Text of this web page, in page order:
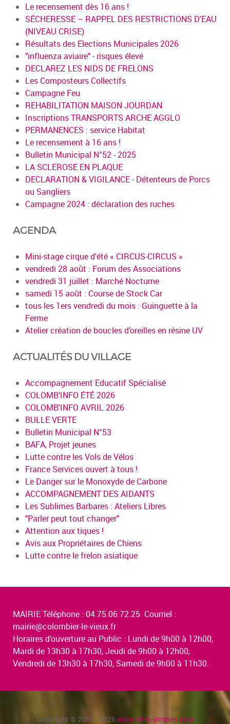
Le recensement dès 16 ans !
SÉCHERESSE – RAPPEL DES RESTRICTIONS D'EAU
(NIVEAU CRISE)
Résultats des Elections Municipales 2026
"influenza aviaire" - risques élevé
DECLAREZ LES NIDS DE FRELONS
Les Composteurs Collectifs
Campagne Feu
REHABILITATION MAISON JOURDAN
Inscriptions TRANSPORTS ARCHE AGGLO
PERMANENCES : service Habitat
Le recensement à 16 ans !
Bulletin Municipal N°52 - 2025
LA SCLEROSE EN PLAQUE
DECLARATION & VIGILANCE - Détenteurs de Porcs
ou Sangliers
Campagne 2024 : déclaration des ruches
AGENDA
Mini-stage cirque d'été « CIRCUS-CIRCUS »
vendredi 28 août : Forum des Associations
vendredi 31 juillet : Marché Nocturne
samedi 15 août : Course de Stock Car
tous les 1ers vendredi du mois : Guinguette à la
Ferme
Atelier création de boucles d’oreilles en résine UV
ACTUALITÉS DU VILLAGE
Accompagnement Educatif Spécialisé
COLOMB'INFO ÉTÉ 2026
COLOMB'INFO AVRIL 2026
BULLE VERTE
Bulletin Municipal N°53
BAFA, Projet jeunes
Lutte contre les Vols de Vélos
France Services ouvert à tous !
Le Danger sur le Monoxyde de Carbone
ACCOMPAGNEMENT DES AIDANTS
Les Sublimes Barbares : Ateliers Libres
"Parler peut tout changer"
Attention aux tiques !
Avis aux Propriétaires de Chiens
Lutte contre le frelon asiatique
MAIRIE Téléphone : 04.75.06.72.25 Courriel :
mairie@colombier-le-vieux.fr
Horaires d’ouverture au Public : Lundi de 9h00 à 12h00,
Mardi de 13h30 à 17h30, Jeudi de 9h00 à 12h00,
Vendredi de 13h30 à 17h30, Samedi de 9h00 à 11h30.
Copyright © 2016 - 2026www.sites-vitrines.com